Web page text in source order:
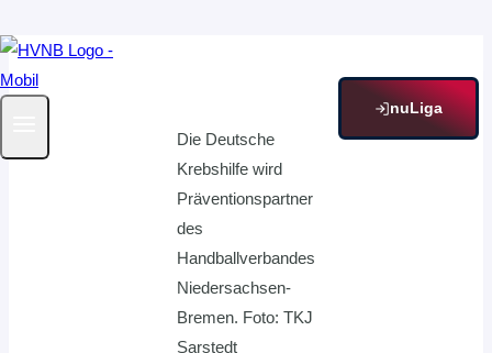
Zum
Inhalt
nuLiga
Die Deutsche
Krebshilfe wird
Präventionspartner
des
Handballverbandes
Niedersachsen-
Bremen. Foto: TKJ
Sarstedt